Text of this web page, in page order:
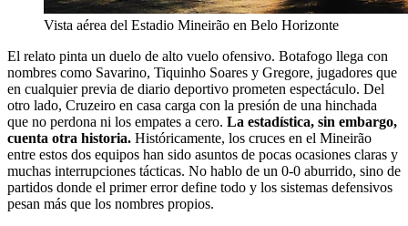
Vista aérea del Estadio Mineirão en Belo Horizonte
El relato pinta un duelo de alto vuelo ofensivo. Botafogo llega con
nombres como Savarino, Tiquinho Soares y Gregore, jugadores que
en cualquier previa de diario deportivo prometen espectáculo. Del
otro lado, Cruzeiro en casa carga con la presión de una hinchada
que no perdona ni los empates a cero. La estadística, sin embargo,
cuenta otra historia. Históricamente, los cruces en el Mineirão
entre estos dos equipos han sido asuntos de pocas ocasiones claras y
muchas interrupciones tácticas. No hablo de un 0-0 aburrido, sino de
partidos donde el primer error define todo y los sistemas defensivos
pesan más que los nombres propios.